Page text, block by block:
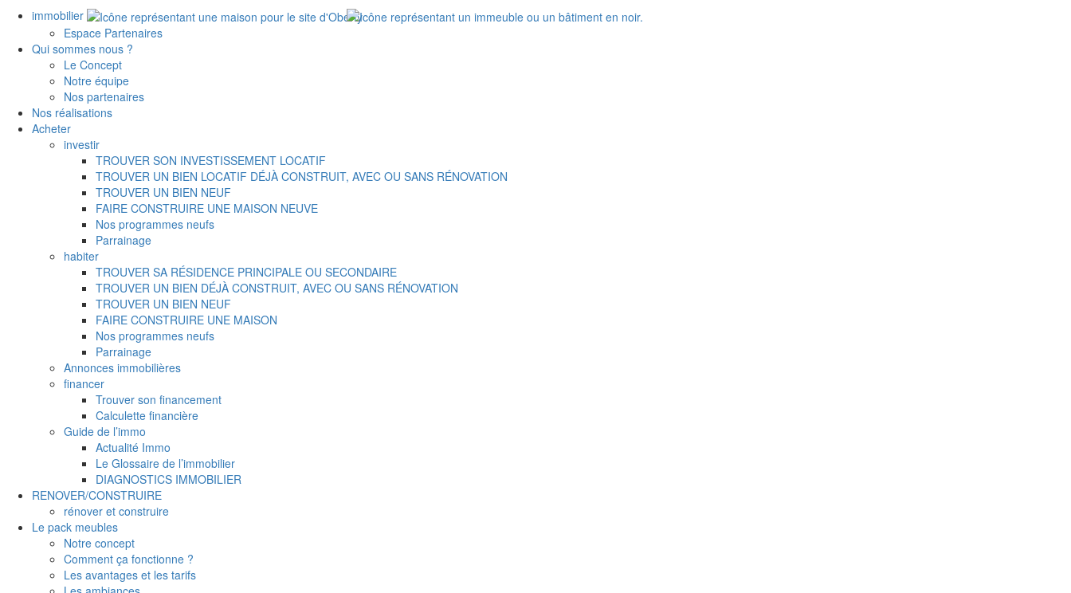
immobilier
Espace Partenaires
Qui sommes nous ?
Le Concept
Notre équipe
Nos partenaires
Nos réalisations
Acheter
investir
TROUVER SON INVESTISSEMENT LOCATIF
TROUVER UN BIEN LOCATIF DÉJÀ CONSTRUIT, AVEC OU SANS RÉNOVATION
TROUVER UN BIEN NEUF
FAIRE CONSTRUIRE UNE MAISON NEUVE
Nos programmes neufs
Parrainage
habiter
TROUVER SA RÉSIDENCE PRINCIPALE OU SECONDAIRE
TROUVER UN BIEN DÉJÀ CONSTRUIT, AVEC OU SANS RÉNOVATION
TROUVER UN BIEN NEUF
FAIRE CONSTRUIRE UNE MAISON
Nos programmes neufs
Parrainage
Annonces immobilières
financer
Trouver son financement
Calculette financière
Guide de l’immo
Actualité Immo
Le Glossaire de l’immobilier
DIAGNOSTICS IMMOBILIER
RENOVER/CONSTRUIRE
rénover et construire
Le pack meubles
Notre concept
Comment ça fonctionne ?
Les avantages et les tarifs